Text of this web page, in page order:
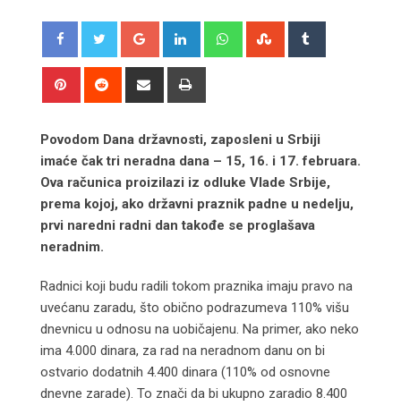
Google+ LinkedIn WhatsappStumbleUpon
Pinterest Reddit
Share
Povodom Dana državnosti, zaposleni u Srbiji
imaće čak tri neradna dana – 15, 16. i 17. februara.
Ova računica proizilazi iz odluke Vlade Srbije,
prema kojoj, ako državni praznik padne u nedelju,
prvi naredni radni dan takođe se proglašava
neradnim.
Radnici koji budu radili tokom praznika imaju pravo na
uvećanu zaradu, što obično podrazumeva 110% višu
dnevnicu u odnosu na uobičajenu. Na primer, ako neko
ima 4.000 dinara, za rad na neradnom danu on bi
ostvario dodatnih 4.400 dinara (110% od osnovne
dnevne zarade). To znači da bi ukupno zaradio 8.400